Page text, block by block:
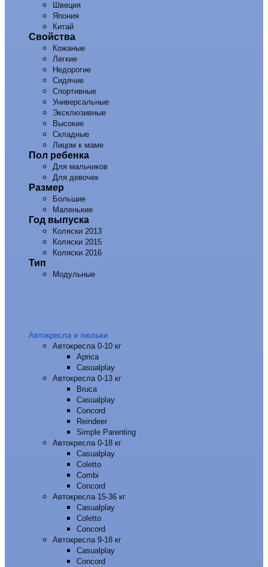
Швеция
Япония
Китай
Свойства
Кожаные
Легкие
Недорогие
Сидячие
Спортивные
Универсальные
Эксклюзивные
Высокие
Складные
Лицом к маме
Пол ребенка
Для мальчиков
Для девочек
Размер
Большие
Маленькие
Год выпуска
Коляски 2013
Коляски 2015
Коляски 2016
Тип
Модульные
Автокресла и люльки
Автокресла 0-10 кг
Aprica
Casualplay
Автокресла 0-13 кг
Bruca
Casualplay
Concord
Reindeer
Simple Parenting
Автокресла 0-18 кг
Casualplay
Coletto
Combi
Concord
Автокресла 15-36 кг
Casualplay
Coletto
Concord
Автокресла 9-18 кг
Casualplay
Concord